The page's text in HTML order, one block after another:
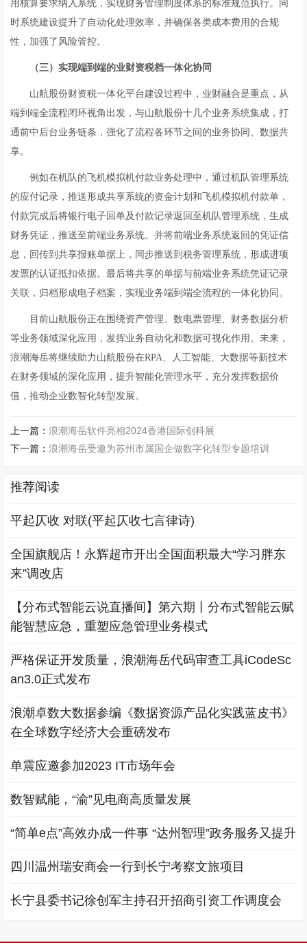
用核算要求纳入系统，实现财务管理制度体系的标准规范执行。同
时系统建设提升了自动化处理效率，并确保各类成本费用的合规
性，加强了风险管控。
（三）实现端到端的业财资税档一体化协同
山航股份财资税一体化平台建设过程中，业财融合是重点，从
端到端全流程闭环视角出发，与山航股份十几个业务系统集成，打
通前中后台业务链条，强化了流程各环节之间的业务协同、数据共
享。
例如在机队的飞机模拟机付款业务处理中，通过机队管理系统
的应付记录，推送形成共享系统的资金计划和飞机模拟机付款单，
付款完成后将银行电子回单及付款记录返回至机队管理系统，生成
财务凭证，推送至前端业务系统。并将前端业务系统返回的凭证信
息，回传到共享报账单据上，同步推送到税务管理系统，形成进项
发票的认证抵扣依据。最后将共享的单据与前端业务系统凭证记录
关联，归档形成电子档案，实现业务端到端全流程的一体化协同。
目前山航股份正在围绕资产管理、数电票管理、财务数据分析
等业务领域深化应用，发挥业务自动化和数据可视化作用。未来，
浪潮海岳将继续助力山航股份在RPA、人工智能、大数据等新技术
在财务领域的深化应用，提升智能化管理水平，充分发挥数据价
值，推动企业数智化转型发展。
上一篇：浪潮海岳软件亮相2024香港国际创科展
下一篇：浪潮海岳受邀为苏州市属国企做数字化转型专题培训
推荐阅读
平起仄收 对联(平起仄收七言律诗)
全国旗舰店！永辉超市开出全国面积最大“学习胖东
来”调改店
【分布式智能云说直播间】第六期丨分布式智能云赋
能智慧应急，重塑应急管理业务模式
严格保证开发质量，浪潮海岳代码审查工具iCodeSc
an3.0正式发布
浪潮卓数大数据参编《数据资源产品化实践蓝皮书》
在全球数字经济大会重磅发布
单震应邀参加2023 IT市场年会
数智赋能，“渝”见电商高质量发展
“简单e点”高效办成一件事 “达州智理”政务服务又提升
四川温州瑞安商会一行到长宁考察文旅项目
长宁县委书记徐创军主持召开招商引资工作调度会